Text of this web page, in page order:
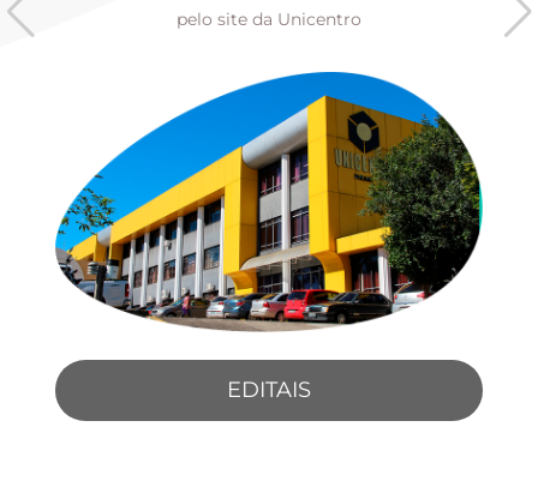
pelo site da Unicentro
EDITAIS